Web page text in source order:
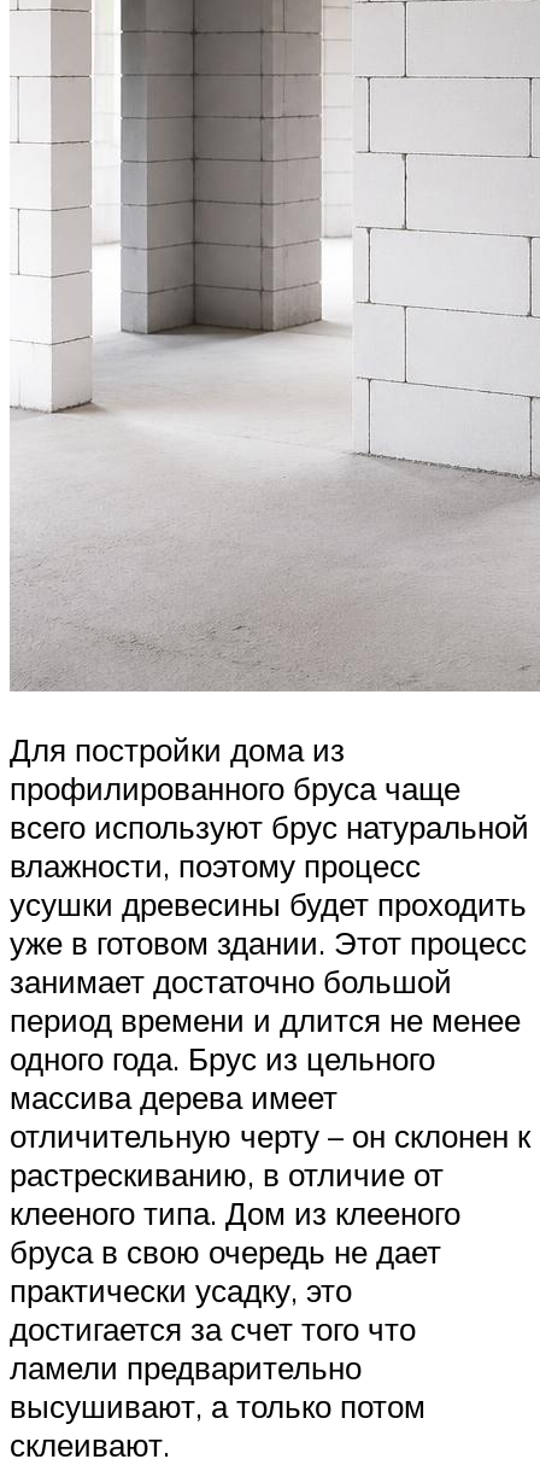
Для постройки дома из
профилированного бруса чаще
всего используют брус натуральной
влажности, поэтому процесс
усушки древесины будет проходить
уже в готовом здании. Этот процесс
занимает достаточно большой
период времени и длится не менее
одного года. Брус из цельного
массива дерева имеет
отличительную черту – он склонен к
растрескиванию, в отличие от
клееного типа. Дом из клееного
бруса в свою очередь не дает
практически усадку, это
достигается за счет того что
ламели предварительно
высушивают, а только потом
склеивают.